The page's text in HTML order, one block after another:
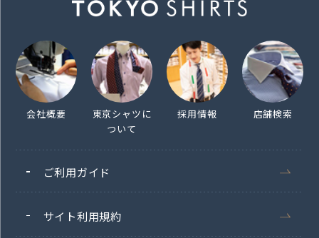
会社概要
東京シャツに
ついて
採用情報 店舗検索
ご利用ガイド
サイト利用規約